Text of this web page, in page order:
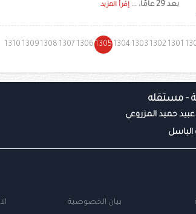
بعد 29 عامًا، ...
إقرأ المزيد
1301
1302
1303
1304
1305
1306
1307
1308
1309
1310
- مستقله
الباسل
بيان الخصوصية